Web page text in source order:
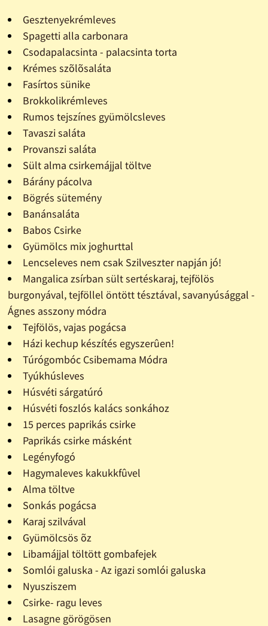
Gesztenyekrémleves
Spagetti alla carbonara
Csodapalacsinta - palacsinta torta
Krémes szõlõsaláta
Fasírtos sünike
Brokkolikrémleves
Rumos tejszínes gyümölcsleves
Tavaszi saláta
Provanszi saláta
Sült alma csirkemájjal töltve
Bárány pácolva
Bögrés sütemény
Banánsaláta
Babos Csirke
Gyümölcs mix joghurttal
Lencseleves nem csak Szilveszter napján jó!
Mangalica zsírban sült sertéskaraj, tejfölös
burgonyával, tejföllel öntött tésztával, savanyúsággal -
Ágnes asszony módra
Tejfölös, vajas pogácsa
Házi kechup készítés egyszerûen!
Túrógombóc Csibemama Módra
Tyúkhúsleves
Húsvéti sárgatúró
Húsvéti foszlós kalács sonkához
15 perces paprikás csirke
Paprikás csirke másként
Legényfogó
Hagymaleves kakukkfûvel
Alma töltve
Sonkás pogácsa
Karaj szilvával
Gyümölcsös õz
Libamájjal töltött gombafejek
Somlói galuska - Az igazi somlói galuska
Nyusziszem
Csirke- ragu leves
Lasagne görögösen